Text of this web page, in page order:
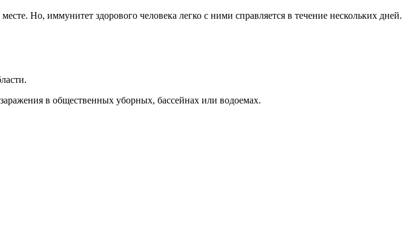
Но, иммунитет здорового человека легко с ними справляется в течение нескольких дней.
в общественных уборных, бассейнах или водоемах.